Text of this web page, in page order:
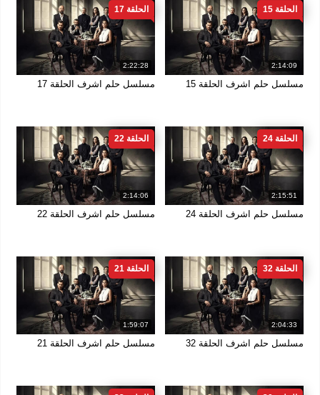
2:14:09
الحلقة 15
مسلسل حلم اشرف الحلقة 15
2:22:28
الحلقة 17
مسلسل حلم اشرف الحلقة 17
2:15:51
الحلقة 24
مسلسل حلم اشرف الحلقة 24
2:14:06
الحلقة 22
مسلسل حلم اشرف الحلقة 22
2:04:33
الحلقة 32
مسلسل حلم اشرف الحلقة 32
1:59:07
الحلقة 21
مسلسل حلم اشرف الحلقة 21